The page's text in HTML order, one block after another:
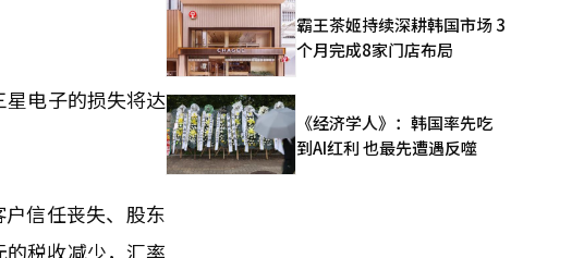
电子的损失将达
信任丧失、股东
税收减少，汇率
霸王茶姬持续深耕韩国市场 3
个月完成8家门店布局
《经济学人》：韩国率先吃
到AI红利 也最先遭遇反噬